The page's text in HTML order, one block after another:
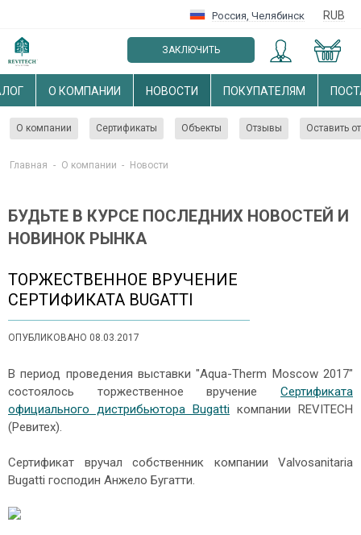
Россия, Челябинск RUB
ЗАКЛЮЧИТЬ
ОПТОВЫЙ ДОГОВОР
О КОМПАНИИ НОВОСТИ ПОКУПАТЕЛЯМ
О компании Сертификаты Объекты Отзывы Оставить
Главная - О компании - Новости
БУДЬТЕ В КУРСЕ ПОСЛЕДНИХ НОВОСТЕЙ И
НОВИНОК РЫНКА
ТОРЖЕСТВЕННОЕ ВРУЧЕНИЕ
СЕРТИФИКАТА BUGATTI
ОПУБЛИКОВАНО 08.03.2017
В период проведения выставки "Aqua-Therm Moscow 2017"
состоялось торжественное вручение Сертификата
официального дистрибьютора Bugatti компании REVITECH
(Ревитех).
Сертификат вручал собственник компании Valvosanitaria
Bugatti господин Анжело Бугатти.